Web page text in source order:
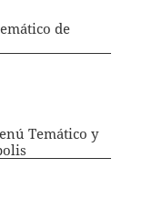
de
Temático y